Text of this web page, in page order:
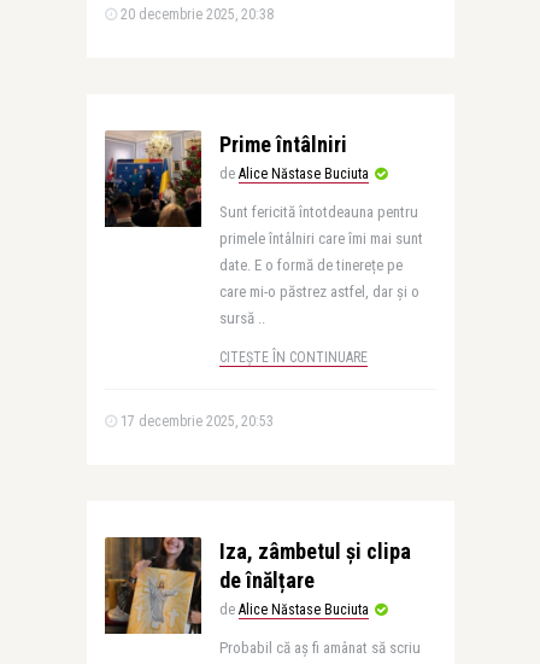
20 decembrie 2025, 20:38
Prime întâlniri
de Alice Năstase Buciuta
Sunt fericită întotdeauna pentru
primele întâlniri care îmi mai sunt
date. E o formă de tinerețe pe
care mi-o păstrez astfel, dar și o
sursă ..
CITEȘTE ÎN CONTINUARE
17 decembrie 2025, 20:53
Iza, zâmbetul și clipa
de înălțare
de Alice Năstase Buciuta
Probabil că aș fi amânat să scriu